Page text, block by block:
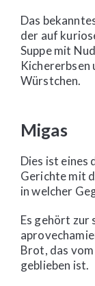
Das
der auf
Suppe mit
Kichererbsen
Würstchen.
Migas
Dies ist eines
Gerichte mit
in welcher
Es gehört zur
Brot, das
geblieben ist.